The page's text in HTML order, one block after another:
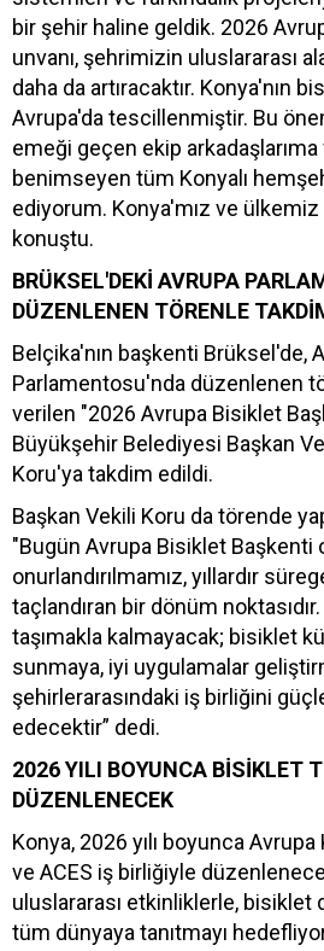
bir şehir haline geldik. 2026
unvanı, şehrimizin uluslararası
daha da artıracaktır. Konya'nın
Avrupa'da tescillenmiştir. Bu
emeği geçen ekip
benimseyen tüm Konyalı
ediyorum. Konya'mız ve ülkemiz
konuştu.
BRÜKSEL'DEKİ AVRUPA
DÜZENLENEN TÖRENLE
Belçika'nın başkenti Brüksel'de,
Parlamentosu'nda düzenlenen
verilen "2026 Avrupa Bisiklet
Büyükşehir Belediyesi Başkan
Koru'ya takdim edildi.
Başkan Vekili Koru da törende
"Bugün Avrupa Bisiklet Başkenti
onurlandırılmamız, yıllardır
taçlandıran bir dönüm
taşımakla kalmayacak; bisiklet
sunmaya, iyi uygulamalar
şehirlerarasındaki iş birliğini
edecektir” dedi.
2026 YILI BOYUNCA BİSİKLET
DÜZENLENECEK
Konya, 2026 yılı boyunca
ve ACES iş birliğiyle
uluslararası etkinliklerle,
tüm dünyaya tanıtmayı